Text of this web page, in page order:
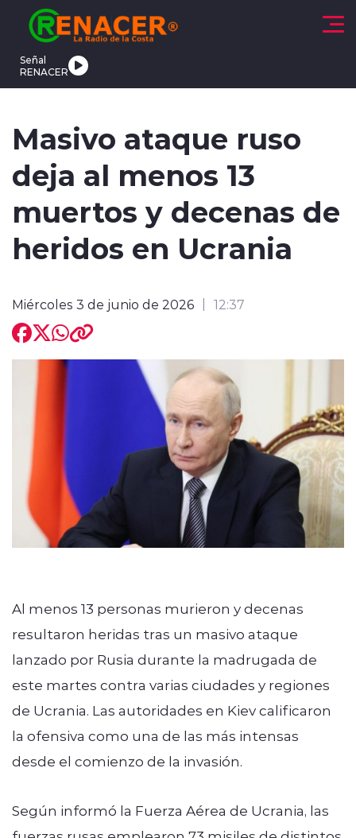
Click acá para ir directamente al contenido
Señal
RENACER
Masivo ataque ruso
deja al menos 13
muertos y decenas de
heridos en Ucrania
Miércoles 3 de junio de 2026 12:37
Al menos 13 personas murieron y decenas
resultaron heridas tras un masivo ataque
lanzado por Rusia durante la madrugada de
este martes contra varias ciudades y regiones
de Ucrania. Las autoridades en Kiev calificaron
la ofensiva como una de las más intensas
desde el comienzo de la invasión.
Según informó la Fuerza Aérea de Ucrania, las